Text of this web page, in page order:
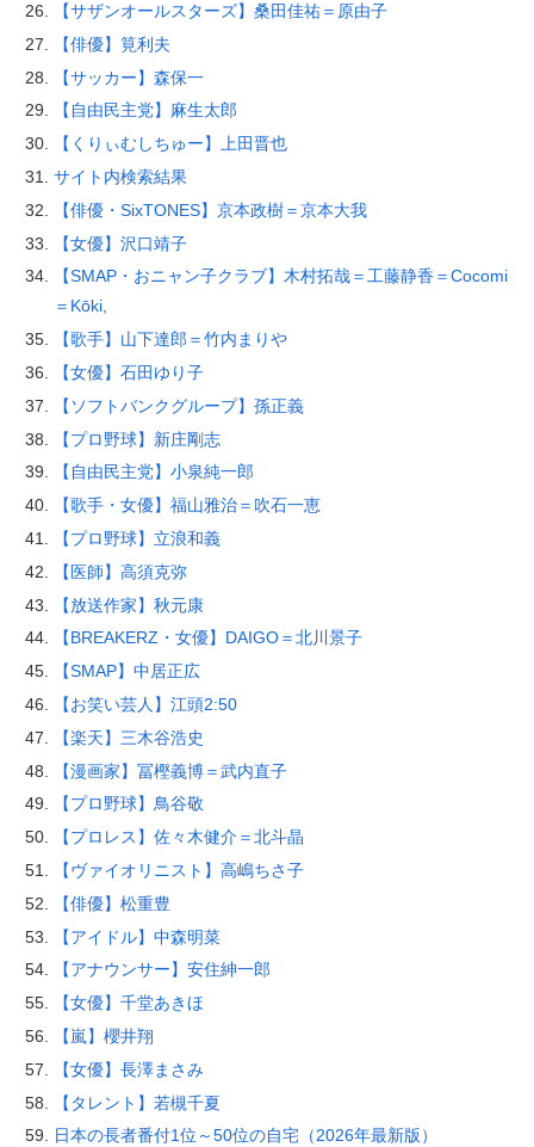
【サザンオールスターズ】桑田佳祐＝原由子
【俳優】筧利夫
【サッカー】森保一
【自由民主党】麻生太郎
【くりぃむしちゅー】上田晋也
サイト内検索結果
【俳優・SixTONES】京本政樹＝京本大我
【女優】沢口靖子
【SMAP・おニャン子クラブ】木村拓哉＝工藤静香＝Cocomi
＝Kōki,
【歌手】山下達郎＝竹内まりや
【女優】石田ゆり子
【ソフトバンクグループ】孫正義
【プロ野球】新庄剛志
【自由民主党】小泉純一郎
【歌手・女優】福山雅治＝吹石一恵
【プロ野球】立浪和義
【医師】高須克弥
【放送作家】秋元康
【BREAKERZ・女優】DAIGO＝北川景子
【SMAP】中居正広
【お笑い芸人】江頭2:50
【楽天】三木谷浩史
【漫画家】冨樫義博＝武内直子
【プロ野球】鳥谷敬
【プロレス】佐々木健介＝北斗晶
【ヴァイオリニスト】高嶋ちさ子
【俳優】松重豊
【アイドル】中森明菜
【アナウンサー】安住紳一郎
【女優】千堂あきほ
【嵐】櫻井翔
【女優】長澤まさみ
【タレント】若槻千夏
日本の長者番付1位～50位の自宅（2026年最新版）